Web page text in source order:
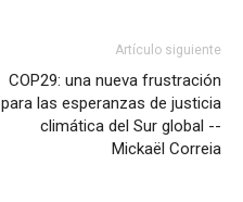
Artículo siguiente
COP29: una nueva frustración
para las esperanzas de justicia
climática del Sur global --
Mickaël Correia